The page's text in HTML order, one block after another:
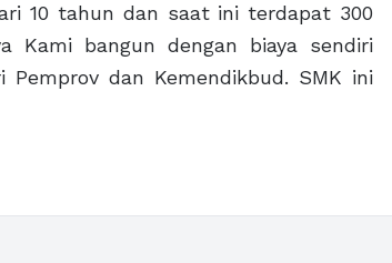
10 tahun dan saat ini terdapat 300
Kami bangun dengan biaya sendiri
dan Kemendikbud. SMK ini